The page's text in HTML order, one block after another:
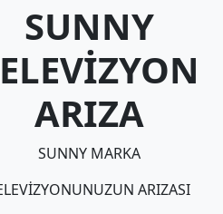
SUNNY
ARIZA
SUNNY MARKA
ARIZASI